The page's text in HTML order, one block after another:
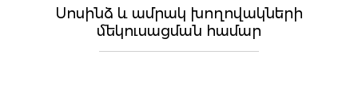
Սոսինձ և ամրակ խողովակների
մեկուսացման համար